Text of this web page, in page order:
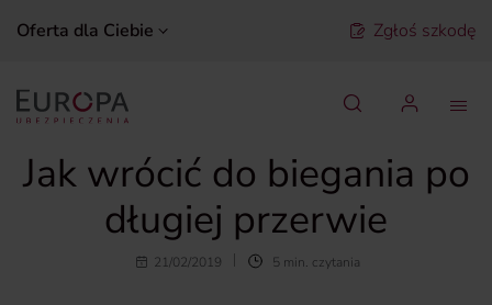
Oferta dla Ciebie Zgłoś szkodę
Jak wrócić do biegania po
długiej przerwie
21/02/2019 5 min. czytania